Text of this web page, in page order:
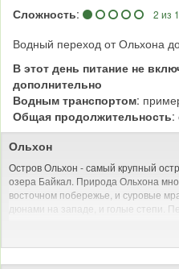
Сложность: 2 из
Водный переход от Ольхона
В этот день питание не
дополнительно
Водным транспортом:
Общая продолжительность:
Ольхон
Остров Ольхон - самый крупный
озера Байкал. Природа Ольхона
восточном побережье, и суровые
дюнами на западе, и голые степи.
красивы и величественны -